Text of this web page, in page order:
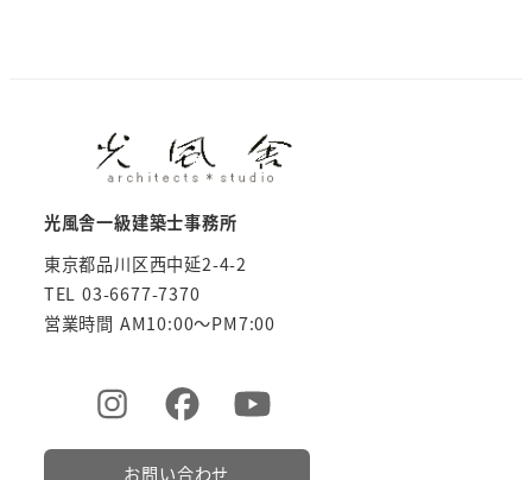
光風舎一級建築士事務所
東京都品川区西中延2-4-2
TEL 03-6677-7370
営業時間 AM10:00～PM7:00
お問い合わせ